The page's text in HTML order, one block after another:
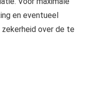
en eventueel
over de te